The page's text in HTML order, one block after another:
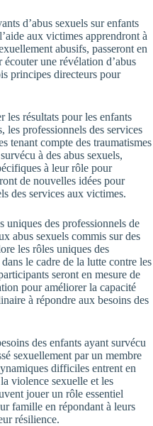
d’abus sexuels sur enfants
aux victimes apprendront à
abusifs, passeront en
une révélation d’abus
principes directeurs pour
les résultats pour les enfants
les professionnels des services
tenant compte des traumatismes
à des abus sexuels,
à leur rôle pour
de nouvelles idées pour
des services aux victimes.
des professionnels de
abus sexuels commis sur des
les rôles uniques des
le cadre de la lutte contre les
seront en mesure de
pour améliorer la capacité
à répondre aux besoins des
des enfants ayant survécu
sexuellement par un membre
difficiles entrent en
violence sexuelle et les
jouer un rôle essentiel
famille en répondant à leurs
résilience.